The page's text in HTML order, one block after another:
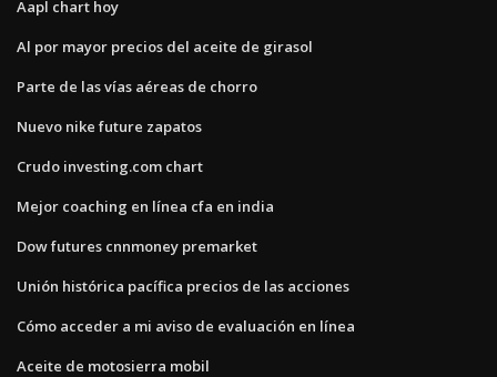
Aapl chart hoy
Al por mayor precios del aceite de girasol
Parte de las vías aéreas de chorro
Nuevo nike future zapatos
Crudo investing.com chart
Mejor coaching en línea cfa en india
Dow futures cnnmoney premarket
Unión histórica pacífica precios de las acciones
Cómo acceder a mi aviso de evaluación en línea
Aceite de motosierra mobil